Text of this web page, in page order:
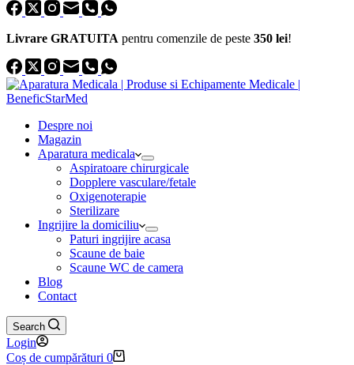
Livrare GRATUITA pentru comenzile de peste 350 lei!
Despre noi
Magazin
Aparatura medicala
Aspiratoare chirurgicale
Dopplere vasculare/fetale
Oxigenoterapie
Sterilizare
Ingrijire la domiciliu
Paturi ingrijire acasa
Scaune de baie
Scaune WC de camera
Blog
Contact
Search
Login
Coș de cumpărături 0